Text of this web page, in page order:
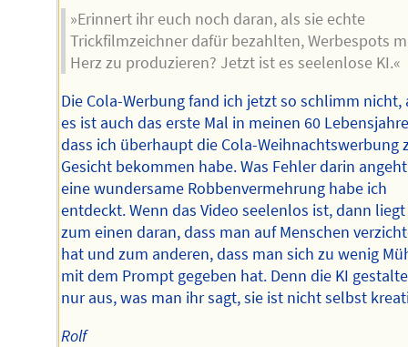
»Erinnert ihr euch noch daran, als sie echte
Trickfilmzeichner dafür bezahlten, Werbespots
Herz zu produzieren? Jetzt ist es seelenlose KI.«
Die Cola-Werbung fand ich jetzt so schlimm nicht,
es ist auch das erste Mal in meinen 60
dass ich überhaupt die Cola-Weihnachtswerbung
Gesicht bekommen habe. Was Fehler darin
eine wundersame Robbenvermehrung habe ich
entdeckt. Wenn das Video seelenlos ist, dann liegt
zum einen daran, dass man auf Menschen
hat und zum anderen, dass man sich zu wenig
mit dem Prompt gegeben hat. Denn die KI
nur aus, was man ihr sagt, sie ist nicht selbst
Rolf